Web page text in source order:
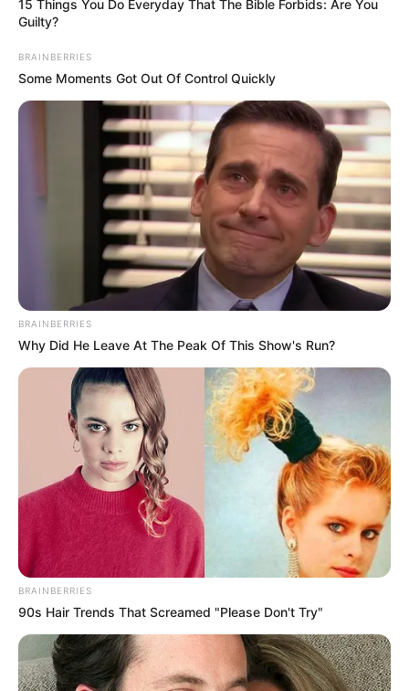
15 Things You Do Everyday That The Bible Forbids: Are You
Guilty?
BRAINBERRIES
Some Moments Got Out Of Control Quickly
BRAINBERRIES
Why Did He Leave At The Peak Of This Show's Run?
BRAINBERRIES
90s Hair Trends That Screamed "Please Don't Try"